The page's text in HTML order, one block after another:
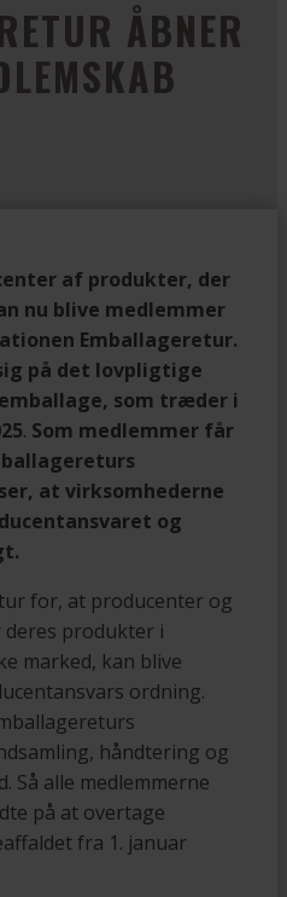
ÅBNER
af produkter, der
nu blive medlemmer
Emballageretur.
på det lovpligtige
som træder i
. Som medlemmer får
at virksomhederne
og
for, at producenter og
produkter i
marked, kan blive
ordning.
håndtering og
Så alle medlemmerne
på at overtage
fra 1. januar